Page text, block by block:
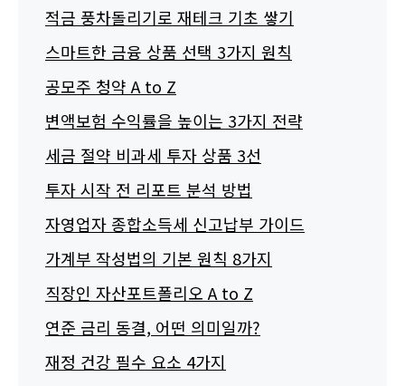
적금 풍차돌리기로 재테크 기초 쌓기
스마트한 금융 상품 선택 3가지 원칙
공모주 청약 A to Z
변액보험 수익률을 높이는 3가지 전략
세금 절약 비과세 투자 상품 3선
투자 시작 전 리포트 분석 방법
자영업자 종합소득세 신고납부 가이드
가계부 작성법의 기본 원칙 8가지
직장인 자산포트폴리오 A to Z
연준 금리 동결, 어떤 의미일까?
재정 건강 필수 요소 4가지